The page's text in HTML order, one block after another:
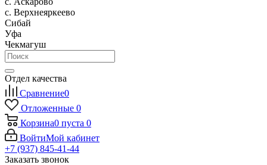
с. Верхнеяркеево
Сибай
Уфа
Чекмагуш
Отдел качества
Сравнение0
Отложенные 0
Корзина0 пуста 0
ВойтиМой кабинет
+7 (937) 845-41-44
Заказать звонок